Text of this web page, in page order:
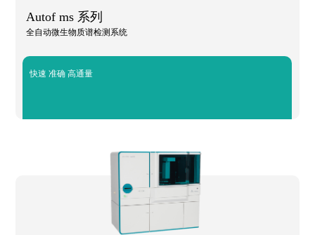
Autof ms 系列
全自动微生物质谱检测系统
快速 准确 高通量